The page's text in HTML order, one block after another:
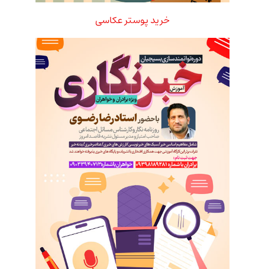
خرید پوستر عکاسی